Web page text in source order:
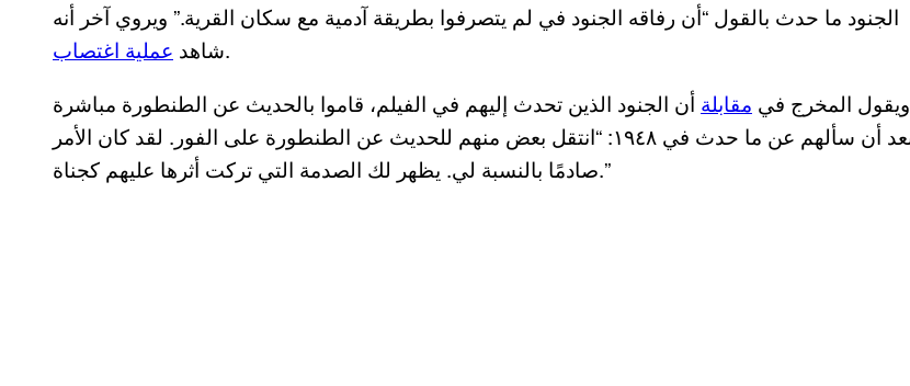
الجنود ما حدث بالقول “أن رفاقه الجنود في لم يتصرفوا بطريقة آدمية مع سكان القرية.” ويروي آخر أنه
شاهد عملية اغتصاب
.
ويقول المخرج في مقابلة أن الجنود الذين تحدث إليهم في الفيلم، قاموا بالحديث عن الطنطورة مباشرة
بعد أن سألهم عن ما حدث في ١٩٤٨: “انتقل بعض منهم للحديث عن الطنطورة على الفور. لقد كان الأمر
صادمًا بالنسبة لي. يظهر لك الصدمة التي تركت أثرها عليهم كجناة.”